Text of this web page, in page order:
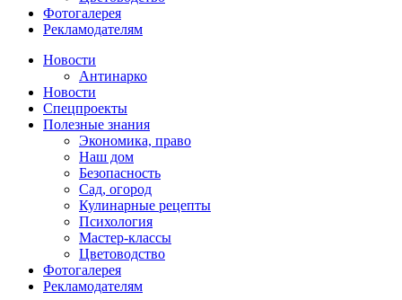
Фотогалерея
Рекламодателям
Новости
Антинарко
Новости
Спецпроекты
Полезные знания
Экономика, право
Наш дом
Безопасность
Сад, огород
Кулинарные рецепты
Психология
Мастер-классы
Цветоводство
Фотогалерея
Рекламодателям